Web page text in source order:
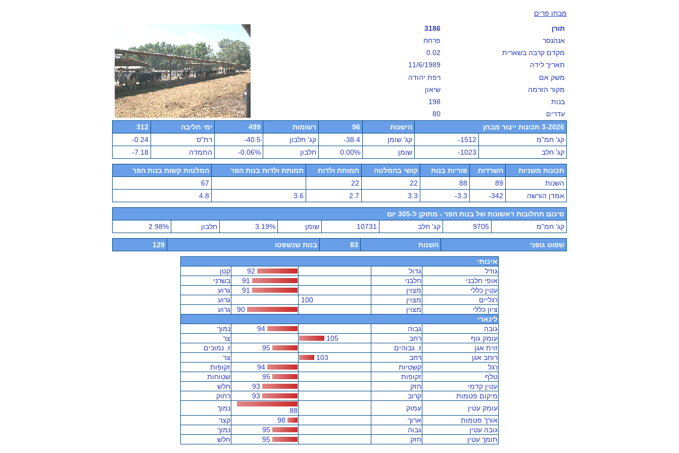
מבחן פרים
תורן
3186
אנהנסר
פרחח
מקדם קרבה בשארית
0.02
תאריך לידה
11/6/1989
משק אם
רפת יהודה
מקור הזרמה
שיאון
בנות
198
עדרים
80
3-2026 תכונות ייצור מבחן
הישנות 96 רשומות 499 ימי חליבה
312
קג' חמ"מ
-1512 קג' שומן -38.4 קג' חלבון -40.5 רת"ס
-0.24
קג' חלב
-1023 שומן 0.00% חלבון -0.06% התמדה -7.18
תכונות משניות השרדות פוריות בנות קושי בהמלטה תמותת ולדות תמותת ולדות בנות הפר
המלטות קשות בנות הפר
השנות
89
88
22
22
67
אמדן הורשה
-342
-3.3
3.3
2.7
3.6
4.8
סיכום תחלובות ראשונות של בנות הפר - מתוקן ל-305 יום
קג' חמ"מ
9705 קג' חלב 10731 שומן 3.19% חלבון 2.98%
שפוט גופני השנות 83 בנות שנשפטו 129
איכותי
גודל
גדול
קטן
אופי חלבני
חלבני
בשרני
עטין כללי
מצוין
גרוע
רגליים
מצוין 100
גרוע
ציון כללי
מצוין
גרוע
לינארי
גובה
גבוה
נמוך
עומק גוף
רחב 105
צר
זוית אגן
ז. גבוהים
ז. נמוכים
רוחב אגן
רחב 103
צר
רגל
קשטיות
זקופות
טלף
זקופות
שטוחות
עטין קדמי
חזק
חלש
מיקום פטמות
קרוב
רחוק
עומק עטין
עמוק 88
נמוך
אורך פטמות
ארוך
קצר
גובה עטין
גבוה
נמוך
תומך עטין
חזק חלש